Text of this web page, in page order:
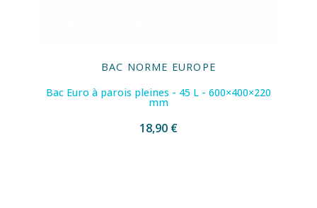
BAC NORME EUROPE
Bac Euro à parois pleines - 45 L - 600×400×220
mm
18,90 €